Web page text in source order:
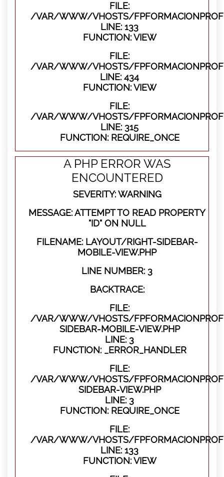
FILE:
/VAR/WWW/VHOSTS/
LINE: 133
FUNCTION: VIEW
FILE:
/VAR/WWW/VHOSTS/
LINE: 434
FUNCTION: VIEW
FILE:
/VAR/WWW/VHOSTS/
LINE: 315
FUNCTION: REQUIRE_ONCE
A PHP ERROR WAS
ENCOUNTERED
SEVERITY: WARNING
MESSAGE: ATTEMPT TO READ PROPERTY
"ID" ON NULL
FILENAME: LAYOUT/RIGHT-SIDEBAR-
MOBILE-VIEW.PHP
LINE NUMBER: 3
BACKTRACE:
FILE:
/VAR/WWW/VHOSTS/
SIDEBAR-MOBILE-VIEW.PHP
LINE: 3
FUNCTION: _ERROR_HANDLER
FILE:
/VAR/WWW/VHOSTS/
SIDEBAR-VIEW.PHP
LINE: 3
FUNCTION: REQUIRE_ONCE
FILE:
/VAR/WWW/VHOSTS/
LINE: 133
FUNCTION: VIEW